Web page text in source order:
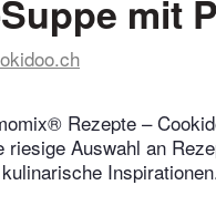
mit
Rezepte –
Auswahl an